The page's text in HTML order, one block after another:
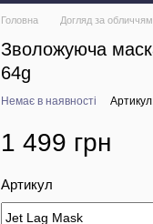
Головна Догляд за обличчям
Зволожуюча
64g
Немає в наявності
1 499 грн
Артикул